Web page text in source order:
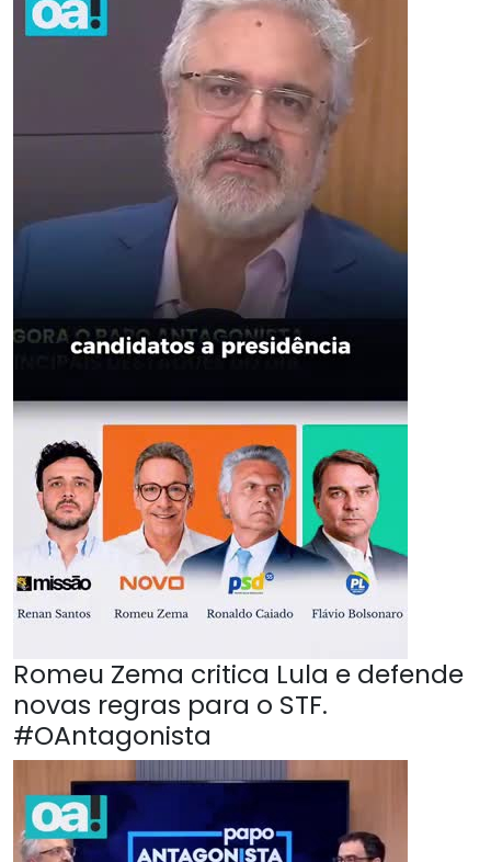
Romeu Zema critica Lula e defende
novas regras para o STF.
#OAntagonista